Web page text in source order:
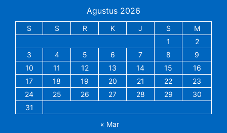
Agustus 2026
S S R K J S
M
1
2
3
4 5 6 7 8
9
10
11 12 13 14 15
16
17
18 19 20 21 22
23
24
25 26 27 28 29
30
31
« Mar